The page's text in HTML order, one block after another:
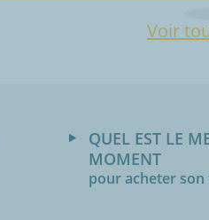
Voir
QUEL EST LE
MOMENT
pour acheter son